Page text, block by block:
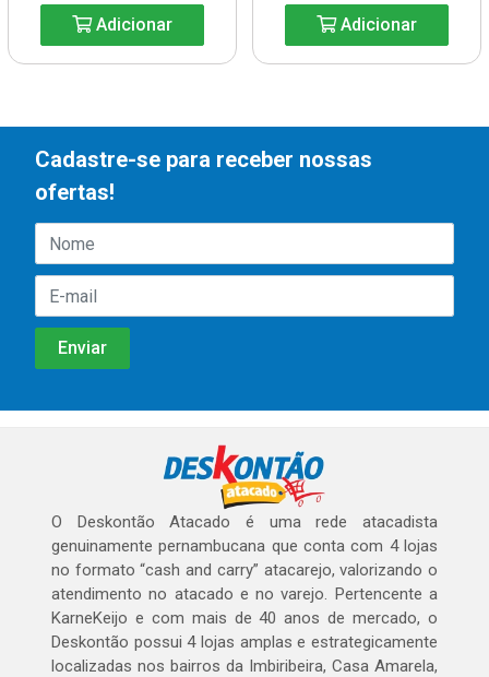
Adicionar Adicionar
Cadastre-se para receber nossas
ofertas!
O Deskontão Atacado é uma rede atacadista
genuinamente pernambucana que conta com 4 lojas
no formato “cash and carry” atacarejo, valorizando o
atendimento no atacado e no varejo. Pertencente a
KarneKeijo e com mais de 40 anos de mercado, o
Deskontão possui 4 lojas amplas e estrategicamente
localizadas nos bairros da Imbiribeira, Casa Amarela,